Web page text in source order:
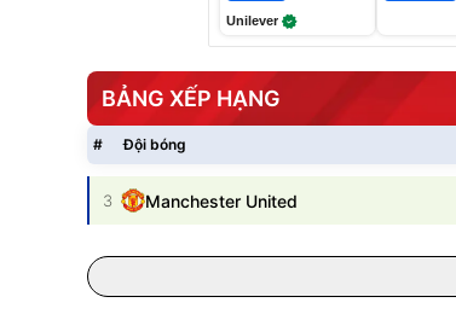
Unilever
BẢNG XẾP HẠNG
# Đội bóng
3 Manchester United